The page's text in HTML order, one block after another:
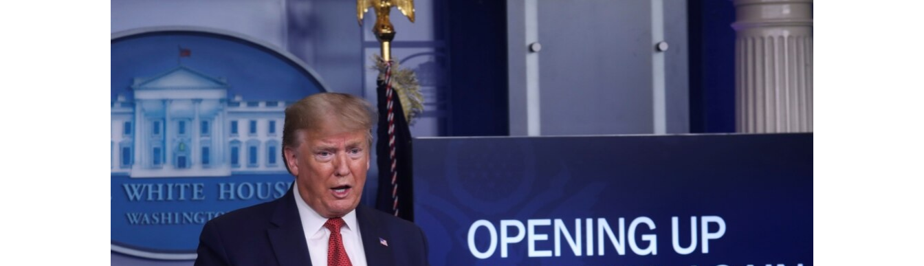
GENOCID U SREBRENICI
POPLAVE I KLIZIŠTA U BIH 2024.
TRI DECENIJE OD RATA U BIH